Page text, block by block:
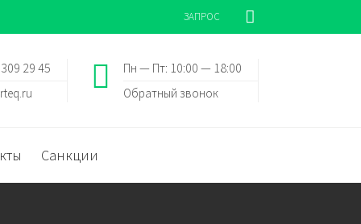
ЗАПРОС
Пн — Пт: 10:00 — 18:00
Обратный звонок
29 45
Санкции